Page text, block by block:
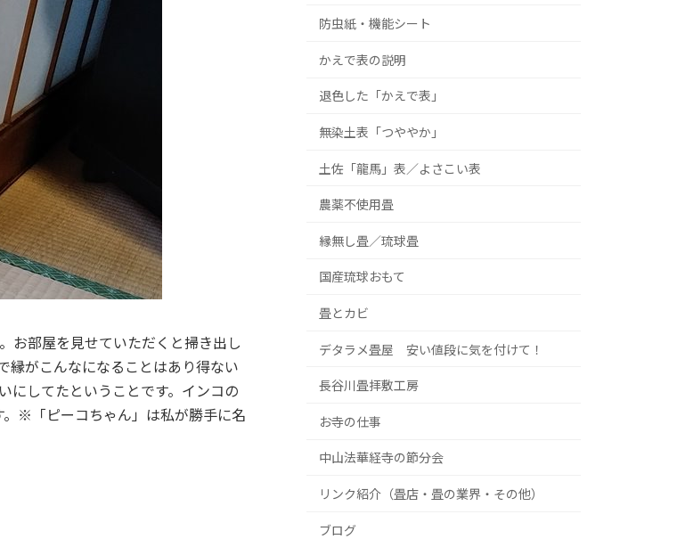
お部屋を見せていただくと掃き出し
縁がこんなになることはあり得ない
にしてたということです。インコの
。※「ピーコちゃん」は私が勝手に名
防虫紙・機能シート
かえで表の説明
退色した「かえで表」
無染土表「つややか」
土佐「龍馬」表／よさこい表
農薬不使用畳
縁無し畳／琉球畳
国産琉球おもて
畳とカビ
デタラメ畳屋 安い値段に気を付けて！
長谷川畳拝敷工房
お寺の仕事
中山法華経寺の節分会
リンク紹介（畳店・畳の業界・その他）
ブログ